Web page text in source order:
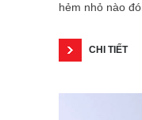
hẻm nhỏ nào đó.
CHI TIẾT